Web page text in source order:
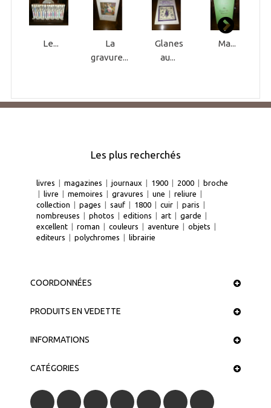
Le...
La
gravure...
Glanes
au...
Ma...
Les plus recherchés
livres | magazines | journaux | 1900 | 2000 | broche
| livre | memoires | gravures | une | reliure |
collection | pages | sauf | 1800 | cuir | paris |
nombreuses | photos | editions | art | garde |
excellent | roman | couleurs | aventure | objets |
editeurs | polychromes | librairie
COORDONNÉES
PRODUITS EN VEDETTE
INFORMATIONS
CATÉGORIES